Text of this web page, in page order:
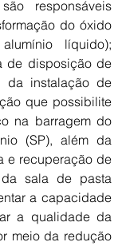
responsáveis
do óxido
líquido);
de disposição de
da instalação de
que possibilite
na barragem do
(SP), além da
e recuperação de
sala de pasta
a capacidade
a qualidade da
meio da redução